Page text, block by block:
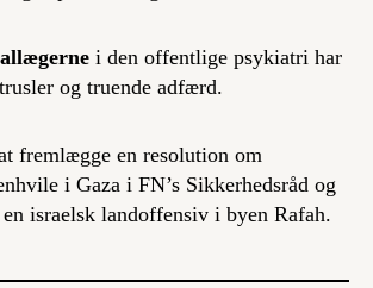
i den offentlige psykiatri har
og truende adfærd.
fremlægge en resolution om
i Gaza i FN’s Sikkerhedsråd og
israelsk landoffensiv i byen Rafah.